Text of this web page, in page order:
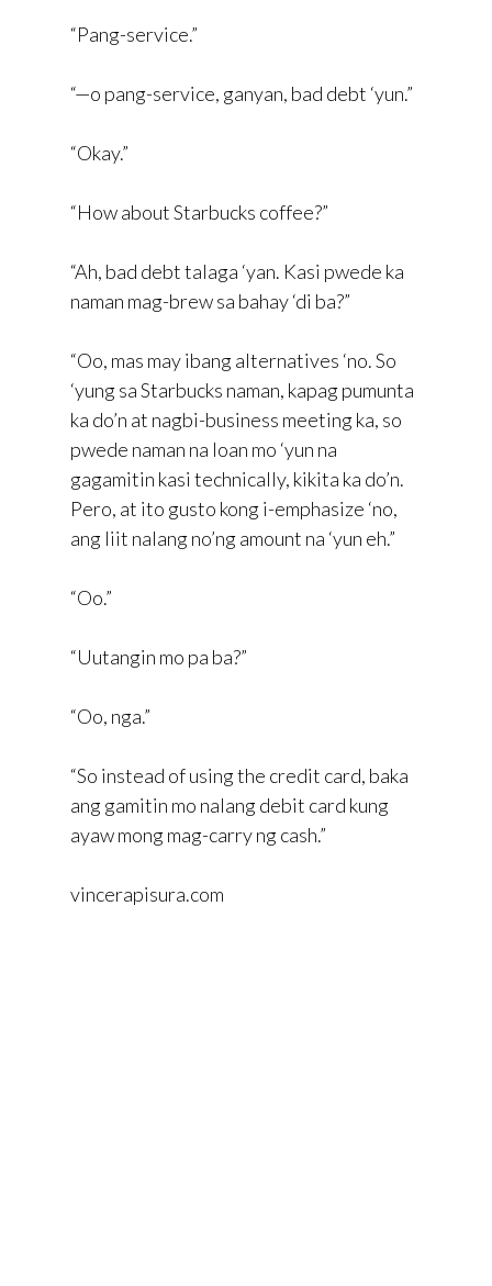
“Pang-service.”
“—o pang-service, ganyan, bad debt ‘yun.”
“Okay.”
“How about Starbucks coffee?”
“Ah, bad debt talaga ‘yan. Kasi pwede ka
naman mag-brew sa bahay ‘di ba?”
“Oo, mas may ibang alternatives ‘no. So
‘yung sa Starbucks naman, kapag pumunta
ka do’n at nagbi-business meeting ka, so
pwede naman na loan mo ‘yun na
gagamitin kasi technically, kikita ka do’n.
Pero, at ito gusto kong i-emphasize ‘no,
ang liit nalang no’ng amount na ‘yun eh.”
“Oo.”
“Uutangin mo pa ba?”
“Oo, nga.”
“So instead of using the credit card, baka
ang gamitin mo nalang debit card kung
ayaw mong mag-carry ng cash.”
vincerapisura.com